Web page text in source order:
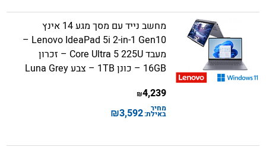
מחשב נייד עם מסך מגע 14 אינץ
Lenovo IdeaPad 5i 2-in-1 Gen10 –
מעבד Core Ultra 5 225U – זכרון
16GB – כונן 1TB – צבע Luna Grey
4,239
₪
מחיר
באילת:3,592
₪